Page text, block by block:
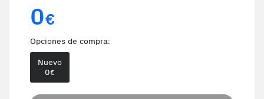
0€
Opciones de compra:
Nuevo
0€